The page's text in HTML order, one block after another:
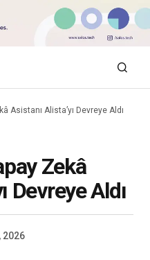
Asistanı Alista’yı Devreye Aldı
Zekâ
Devreye Aldı
2026